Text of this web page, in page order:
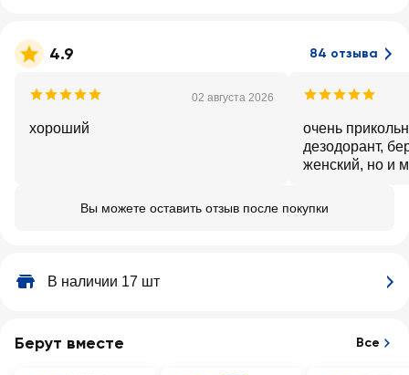
4.9 84 отзыва
02 августа 2026
хороший
очень
дезодорант,
женский, но и
Вы можете оставить отзыв после покупки
В наличии 17 шт
Берут вместе Все